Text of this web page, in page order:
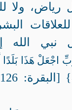
رياض، ولا
نبي الله
اجْعَلْ هَذَا بَلَدًا